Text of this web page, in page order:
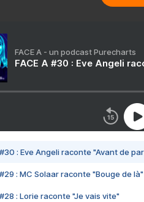
FACE A - un podcast Purecharts
FACE A #30 : Eve Angeli
#30 : Eve Angeli raconte "Avant de
#29 : MC Solaar raconte "Bouge de là"
#28 : Lorie raconte "Je vais vite"